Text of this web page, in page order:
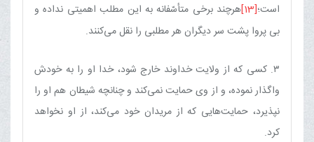
است؛[13]هرچند برخی متأسّفانه به این مطلب اهمیتی نداده و
بی پروا پشت سر دیگران هر مطلبی را نقل می‌كنند.
۳. كسی كه از ولایت خداوند خارج شود، خدا او را به خودش
واگذار نموده، و از وی حمایت نمی‌كند و چنانچه شیطان هم او را
نپذیرد، حمایت‌هایی كه از مریدان خود می‌كند، از او نخواهد
كرد.